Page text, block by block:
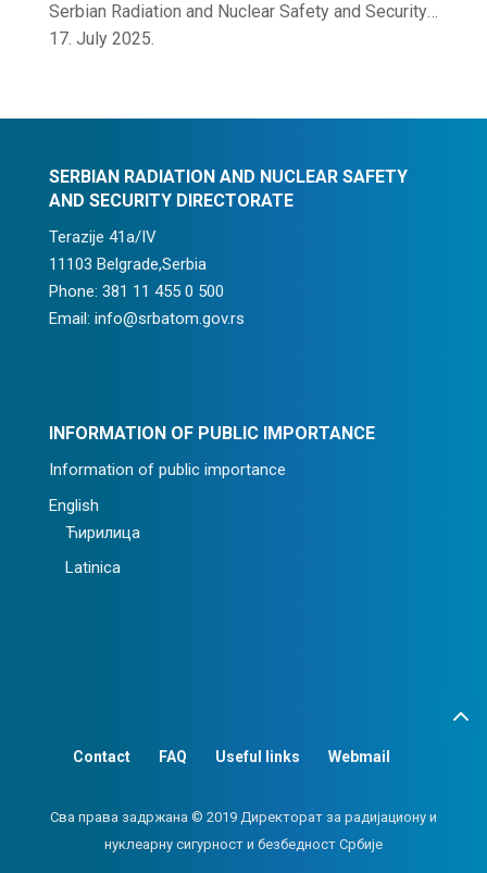
Serbian Radiation and Nuclear Safety and Security
Directorate
17. July 2025.
SERBIAN RADIATION AND NUCLEAR SAFETY
AND SECURITY DIRECTORATE
Terazije 41a/IV
11103 Belgrade,Serbia
Phone: 381 11 455 0 500
Email: info@srbatom.gov.rs
INFORMATION OF PUBLIC IMPORTANCE
Information of public importance
English
Ћирилица
Latinica
Contact FAQ Useful links Webmail
Сва права задржана © 2019 Директорат за радијациону и
нуклеарну сигурност и безбедност Србије